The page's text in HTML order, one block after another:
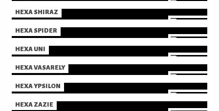
HEXA SHIRAZ
HEXA SPIDER
HEXA UNI
HEXA VASARELY
HEXA YPSILON
HEXA ZAZIE